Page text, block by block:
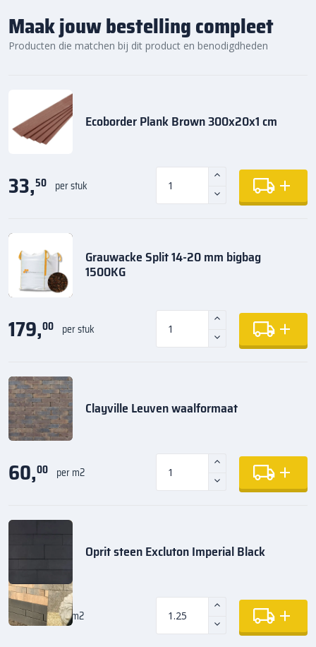
Maak jouw bestelling compleet
Producten die matchen bij dit product en benodigdheden
Ecoborder Plank Brown 300x20x1 cm
33,50 per stuk
Grauwacke Split 14-20 mm bigbag
1500KG
179,00 per stuk
Clayville Leuven waalformaat
60,00 per m2
Oprit steen Excluton Imperial Black
42,00 per m2